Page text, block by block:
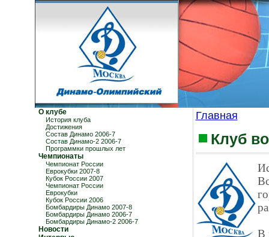
О клубе
История клуба
Достижения
Состав Динамо 2006-7
Состав Динамо-2 2006-7
Программки прошлых лет
Чемпионаты
Чемпионат России
Еврокубки 2007-8
Кубок России 2007
Чемпионат России
Еврокубки
Кубок России 2006
Бомбардиры Динамо 2007-8
Бомбардиры Динамо 2006-7
Бомбардиры Динамо-2 2006-7
Новости
Главная
Клуб
В